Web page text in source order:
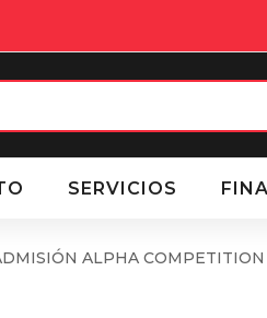
SERVICIOS
ALPHA